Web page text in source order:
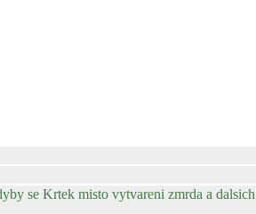
se Krtek misto vytvareni zmrda a